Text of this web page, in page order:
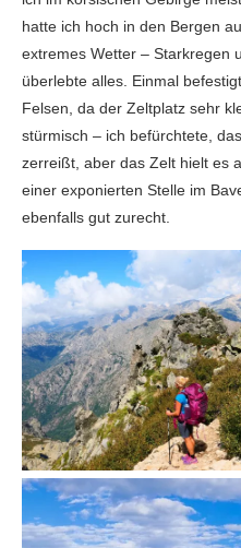
hatte ich hoch in den Bergen
extremes Wetter – Starkregen
überlebte alles. Einmal
Felsen, da der Zeltplatz sehr
stürmisch – ich befürchtete,
zerreißt, aber das Zelt hielt es
einer exponierten Stelle im
ebenfalls gut zurecht.